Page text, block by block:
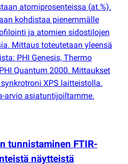
atomiprosenteissa (at.%).
kohdistaa pienemmälle
ja atomien sidostilojen
Mittaus toteutetaan yleensä
PHI Genesis, Thermo
Quantum 2000. Mittaukset
XPS laitteistolla.
arvio asiatuntijoiltamme.
tunnistaminen FTIR-
näytteistä